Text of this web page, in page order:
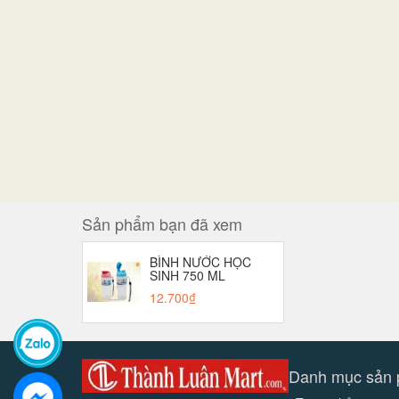
Sản phẩm bạn đã xem
BÌNH NƯỚC HỌC
SINH 750 ML
12.700₫
Danh mục sản